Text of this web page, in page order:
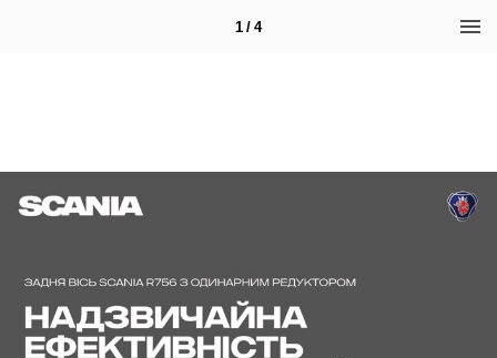
1 / 4